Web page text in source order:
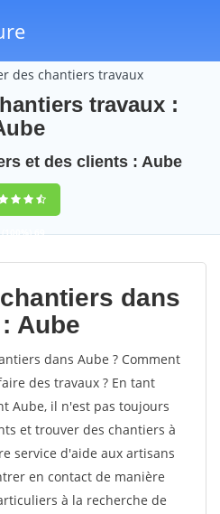
des chantiers travaux
travaux :
et des clients : Aube
(100%)69
votes
dans
Aube
dans Aube ? Comment
des travaux ? En tant
Aube, il n'est pas toujours
et trouver des chantiers à
service d'aide aux artisans
en contact de manière
à la recherche de